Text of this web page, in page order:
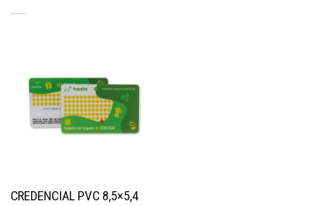
CREDENCIAL PVC 8,5×5,4